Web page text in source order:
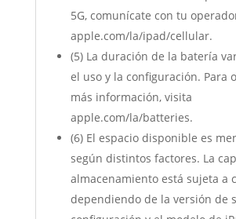
5G, comunícate con tu
apple.com/la/ipad/cellular.
(5) La duración de la batería
el uso y la configuración. Para
más información, visita
apple.com/la/batteries.
(6) El espacio disponible es
según distintos factores. La
almacenamiento está sujeta a
dependiendo de la versión de